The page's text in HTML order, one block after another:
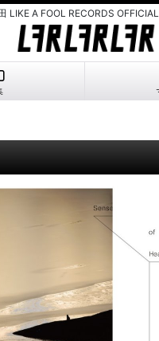
LIKE A FOOL RECORDS OFFICIAL